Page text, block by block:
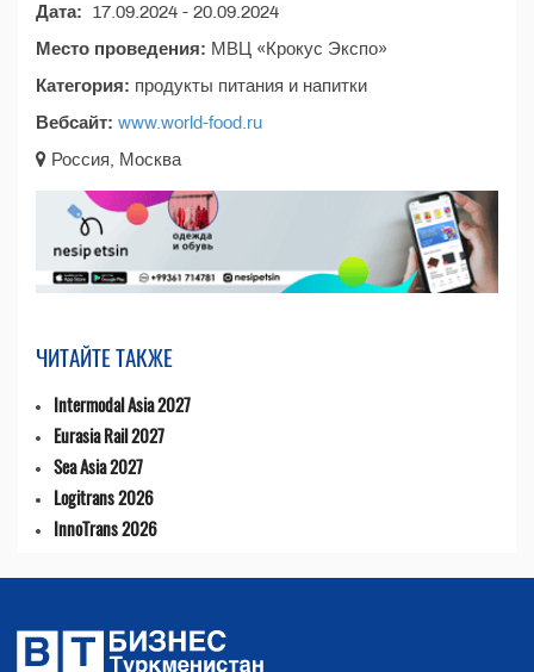
Дата:
17.09.2024 - 20.09.2024
Место проведения: МВЦ «Крокус Экспо»
Категория: продукты питания и напитки
Вебсайт: www.world-food.ru
Россия, Москва
ЧИТАЙТЕ ТАКЖЕ
Intermodal Asia 2027
Eurasia Rail 2027
Sea Asia 2027
Logitrans 2026
InnoTrans 2026